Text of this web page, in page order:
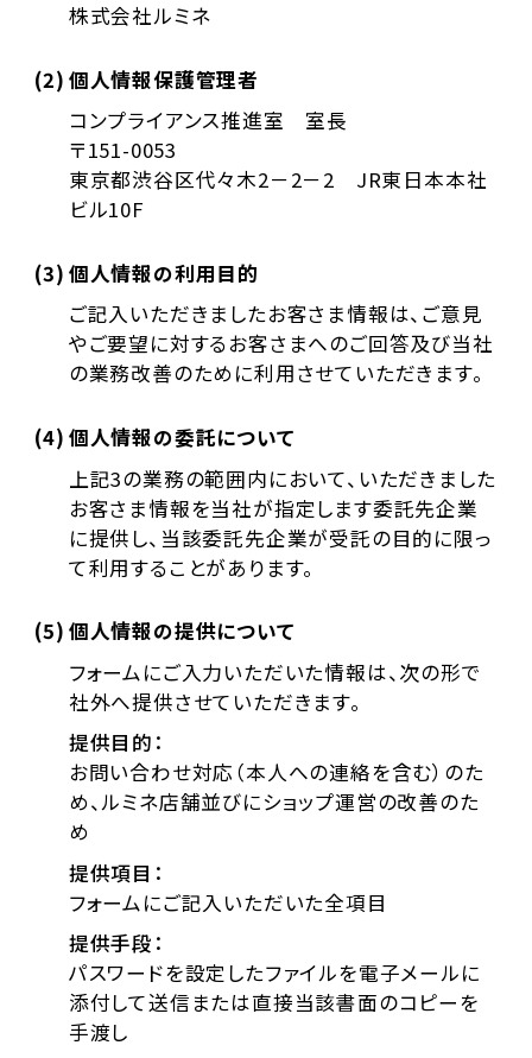
株式会社ルミネ
(2) 個人情報保護管理者
コンプライアンス推進室 室長
〒151-0053
東京都渋谷区代々木2－2－2 JR東日本本社
ビル10F
(3) 個人情報の利用目的
ご記入いただきましたお客さま情報は、ご意見
やご要望に対するお客さまへのご回答及び当社
の業務改善のために利用させていただきます。
(4) 個人情報の委託について
上記3の業務の範囲内において、いただきました
お客さま情報を当社が指定します委託先企業
に提供し、当該委託先企業が受託の目的に限っ
て利用することがあります。
(5) 個人情報の提供について
フォームにご入力いただいた情報は、次の形で
社外へ提供させていただきます。
提供目的：
お問い合わせ対応（本人への連絡を含む）のた
め、ルミネ店舗並びにショップ運営の改善のた
め
提供項目：
フォームにご記入いただいた全項目
提供手段：
パスワードを設定したファイルを電子メールに
添付して送信または直接当該書面のコピーを
手渡し